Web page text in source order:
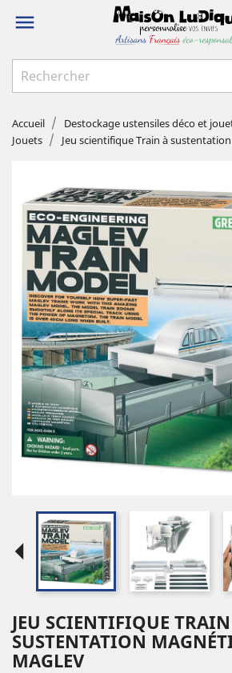

Accueil Destockage ustensiles déco et
Jouets
Jeu scientifique Train à
arrow_left
JEU SCIENTIFIQUE
SUSTENTATION
MAGLEV